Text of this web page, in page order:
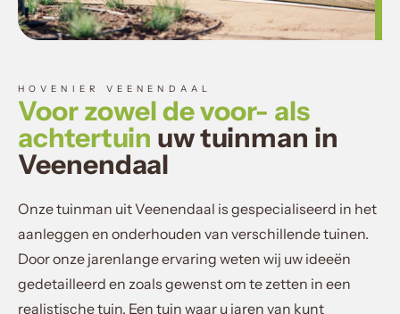
HOVENIER VEENENDAAL
Voor zowel de voor- als
achtertuin uw tuinman in
Veenendaal
Onze tuinman uit Veenendaal is gespecialiseerd in het
aanleggen en onderhouden van verschillende tuinen.
Door onze jarenlange ervaring weten wij uw ideeën
gedetailleerd en zoals gewenst om te zetten in een
realistische tuin. Een tuin waar u jaren van kunt